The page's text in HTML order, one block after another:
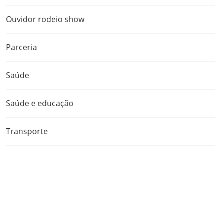
Ouvidor rodeio show
Parceria
Saúde
Saúde e educação
Transporte